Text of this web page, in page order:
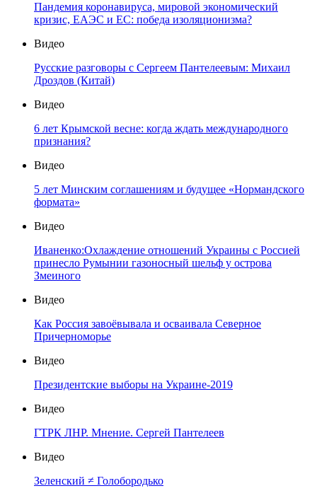
Пандемия коронавируса, мировой экономический
кризис, ЕАЭС и ЕС: победа изоляционизма?
Видео
Русские разговоры с Сергеем Пантелеевым: Михаил
Дроздов (Китай)
Видео
6 лет Крымской весне: когда ждать международного
признания?
Видео
5 лет Минским соглашениям и будущее «Нормандского
формата»
Видео
Иваненко:Охлаждение отношений Украины с Россией
принесло Румынии газоносный шельф у острова
Змеиного
Видео
Как Россия завоёвывала и осваивала Северное
Причерноморье
Видео
Президентские выборы на Украине-2019
Видео
ГТРК ЛНР. Мнение. Сергей Пантелеев
Видео
Зеленский ≠ Голобородько